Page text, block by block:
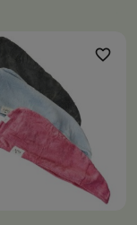
favorite_border